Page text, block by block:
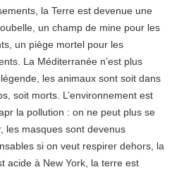
la Terre est devenue une
un champ de mine pour les
un piège mortel pour les
La Méditerranée n’est plus
légende, les animaux sont soit dans
soit morts. L’environnement est
la pollution : on ne peut plus se
les masques sont devenus
si on veut respirer dehors, la
acide à New York, la terre est